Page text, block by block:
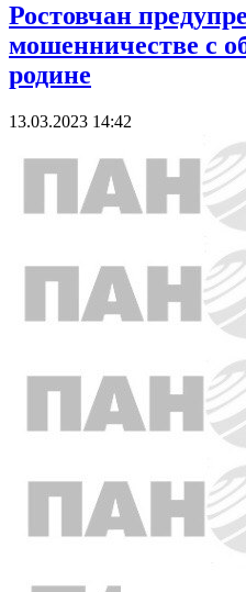
Ростовчан
мошенничестве с
родине
13.03.2023 14:42